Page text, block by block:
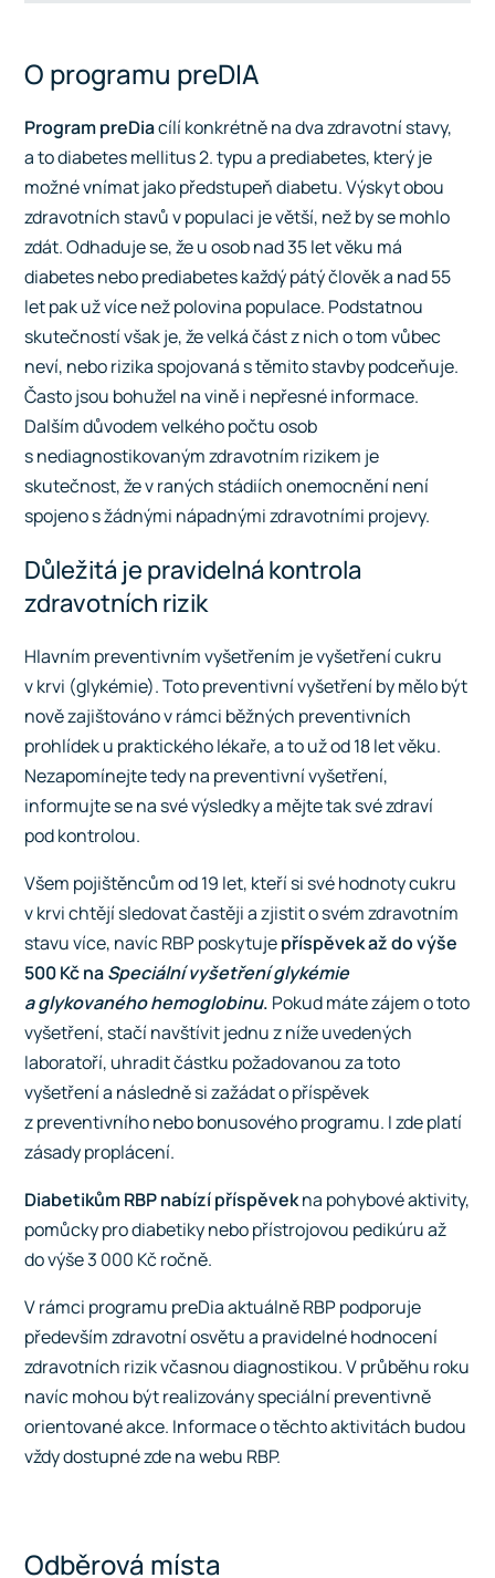
O programu preDIA
ProgrampreDiacílí konkrétně na dva zdravotní stavy,
a to diabetes mellitus 2. typu a prediabetes, který je
možné vnímat jako předstupeň diabetu. Výskyt obou
zdravotních stavů v populaci je větší, než by se mohlo
zdát. Odhaduje se, že u osob nad 35 let věku má
diabetes nebo prediabetes každý pátý člověk a nad 55
let pak už více než polovina populace. Podstatnou
skutečností však je, že velká část z nich o tom vůbec
neví, nebo rizika spojovaná s těmito stavby podceňuje.
Často jsou bohužel na vině i nepřesné informace.
Dalším důvodem velkého počtu osob
s nediagnostikovaným zdravotním rizikem je
skutečnost, že v raných stádiích onemocnění není
spojeno s žádnými nápadnými zdravotními projevy.
Důležitá je pravidelná kontrola
zdravotních rizik
Hlavním preventivním vyšetřením je vyšetření cukru
v krvi (glykémie). Toto preventivní vyšetření by mělo být
nově zajištováno v rámci běžných preventivních
prohlídek u praktického lékaře, a to už od 18 let věku.
Nezapomínejte tedy na preventivní vyšetření,
informujte se na své výsledky a mějte tak své zdraví
pod kontrolou.
Všem pojištěncům od 19 let, kteří si své hodnoty cukru
v krvi chtějí sledovat častěji a zjistit o svém zdravotním
stavu více, navíc RBP poskytujepříspěvek až do výše
500 Kč naSpeciální vyšetřeníglykémie
a glykovaného hemoglobinu. Pokud máte zájem o toto
vyšetření, stačí navštívit jednu z níže uvedených
laboratoří, uhradit částku požadovanou za toto
vyšetření a následně si zažádat o příspěvek
z preventivního nebo bonusového programu. I zde platí
zásady proplácení.
Diabetikům RBP nabízí příspěvekna pohybové aktivity,
pomůcky pro diabetiky nebo přístrojovou pedikúru až
do výše 3 000 Kč ročně.
V rámci programu preDia aktuálně RBP podporuje
především zdravotní osvětu a pravidelné hodnocení
zdravotních rizik včasnou diagnostikou. V průběhu roku
navíc mohou být realizovány speciální preventivně
orientované akce. Informace o těchto aktivitách budou
vždy dostupné zde na webu RBP.
Odběrová místa